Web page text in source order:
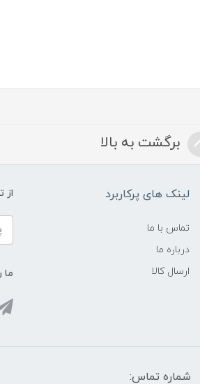
برگشت به بالا
لینک های پرکاربرد
تماس با ما
درباره ما
ارسال کالا
از
ما
شماره تماس: